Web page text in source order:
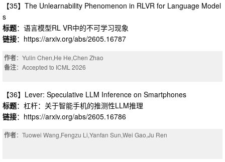
【35】The Unlearnability Phenomenon in RLVR for Language Model
s
标题：语言模型RL VR中的不可学习现象
链接：https://arxiv.org/abs/2605.16787
作者：Yulin Chen,He He,Chen Zhao
备注：Accepted to ICML 2026
【36】Lever: Speculative LLM Inference on Smartphones
标题：杠杆：关于智能手机的推测性LLM推理
链接：https://arxiv.org/abs/2605.16786
作者：Tuowei Wang,Fengzu Li,Yanfan Sun,Wei Gao,Ju Ren